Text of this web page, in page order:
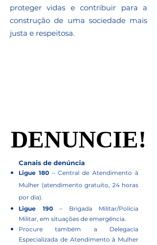
proteger vidas e contribuir para a
construção de uma sociedade mais
justa e respeitosa.​
DENUNCIE!
DENUNCIE!
Canais de denúncia
Ligue 180– Central de Atendimento à
Mulher (atendimento gratuito, 24 horas
por dia).
Ligue 190– Brigada Militar/Polícia
Militar, em situações de emergência.
Procure também a Delegacia
Especializada de Atendimento à Mulher